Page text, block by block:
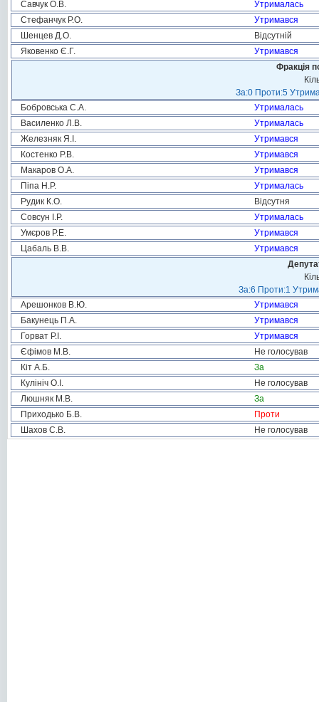
Савчук О.В.
Утрималась
Стефанчук Р.О.
Утримався
Шенцев Д.О.
Відсутній
Яковенко Є.Г.
Утримався
Фракція
За:0 Проти:5
Бобровська С.А.
Утрималась
Василенко Л.В.
Утрималась
Железняк Я.І.
Утримався
Костенко Р.В.
Утримався
Макаров О.А.
Утримався
Піпа Н.Р.
Утрималась
Рудик К.О.
Відсутня
Совсун І.Р.
Утрималась
Умєров Р.Е.
Утримався
Цабаль В.В.
Утримався
За:6 Проти:1
Арешонков В.Ю.
Утримався
Бакунець П.А.
Утримався
Горват Р.І.
Утримався
Єфімов М.В.
Не голосував
Кіт А.Б.
За
Кулініч О.І.
Не голосував
Люшняк М.В.
За
Приходько Б.В.
Проти
Шахов С.В.
Не голосував